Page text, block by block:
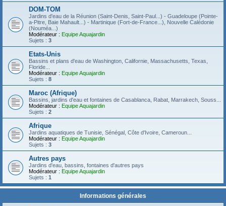
DOM-TOM
Jardins d'eau de la Réunion (Saint-Denis, Saint-Paul...) - Guadeloupe (Pointe-
a-Pitre, Baie Mahault...) - Martinique (Fort-de-France...), Nouvelle Calédonie
(Nouméa...)
Modérateur : Equipe Aquajardin
Sujets : 3
Etats-Unis
Bassins et plans d'eau de Washington, Californie, Massachusetts, Texas,
Floride...
Modérateur : Equipe Aquajardin
Sujets : 8
Maroc (Afrique)
Bassins, jardins d'eau et fontaines de Casablanca, Rabat, Marrakech, Souss...
Modérateur : Equipe Aquajardin
Sujets : 2
Afrique
Jardins aquatiques de Tunisie, Sénégal, Côte d'Ivoire, Cameroun...
Modérateur : Equipe Aquajardin
Sujets : 3
Autres pays
Jardins d'eau, bassins, fontaines d'autres pays
Modérateur : Equipe Aquajardin
Sujets : 1
Informations générales